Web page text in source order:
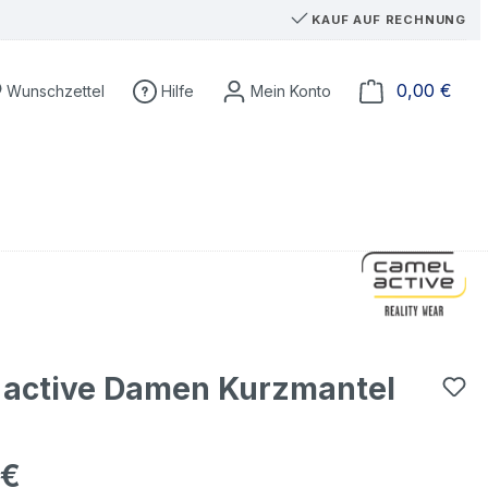
KAUF AUF RECHNUNG
Du hast 0 Produkte auf dem Merkzettel
Wunschzettel Hilfe 0,00 €
Damen Kurzmantel